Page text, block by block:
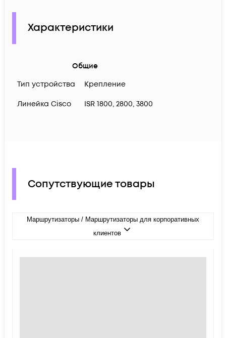
Характеристики
Общие
Тип устройства
Крепление
Линейка Cisco ISR 1800, 2800, 3800
Сопутствующие товары
Маршрутизаторы / Маршрутизаторы для корпоративных
клиентов